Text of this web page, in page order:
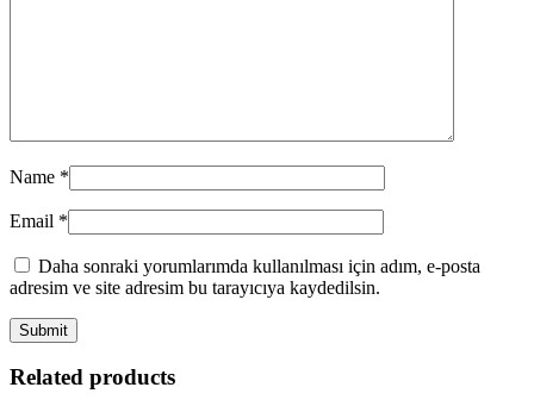
Name *
Email *
Daha sonraki yorumlarımda kullanılması için adım, e-posta
adresim ve site adresim bu tarayıcıya kaydedilsin.
Related products